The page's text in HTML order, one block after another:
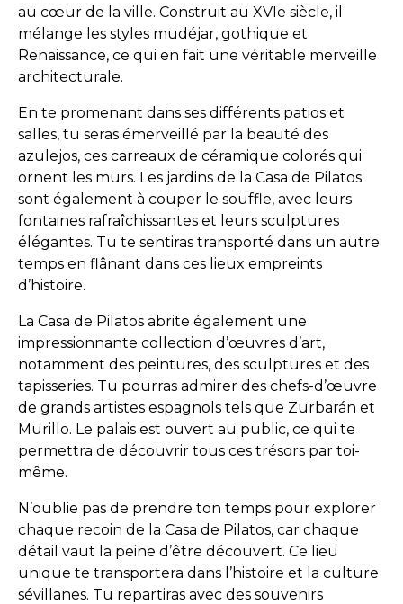
au cœur de la ville. Construit au XVIe siècle, il
mélange les styles mudéjar, gothique et
Renaissance, ce qui en fait une véritable merveille
architecturale.
En te promenant dans ses différents patios et
salles, tu seras émerveillé par la beauté des
azulejos, ces carreaux de céramique colorés qui
ornent les murs. Les jardins de la Casa de Pilatos
sont également à couper le souffle, avec leurs
fontaines rafraîchissantes et leurs sculptures
élégantes. Tu te sentiras transporté dans un autre
temps en flânant dans ces lieux empreints
d’histoire.
La Casa de Pilatos abrite également une
impressionnante collection d’œuvres d’art,
notamment des peintures, des sculptures et des
tapisseries. Tu pourras admirer des chefs-d’œuvre
de grands artistes espagnols tels que Zurbarán et
Murillo. Le palais est ouvert au public, ce qui te
permettra de découvrir tous ces trésors par toi-
même.
N’oublie pas de prendre ton temps pour explorer
chaque recoin de la Casa de Pilatos, car chaque
détail vaut la peine d’être découvert. Ce lieu
unique te transportera dans l’histoire et la culture
sévillanes. Tu repartiras avec des souvenirs